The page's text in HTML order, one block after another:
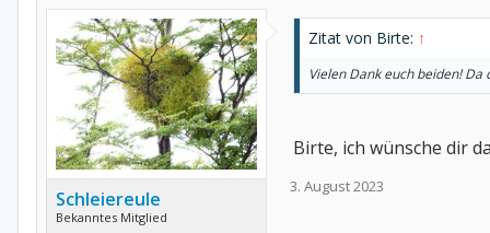
Schleiereule
Bekanntes Mitglied
Zitat von Birte: ↑
Vielen Dank euch beiden!
Birte, ich wünsche dir
3. August 2023